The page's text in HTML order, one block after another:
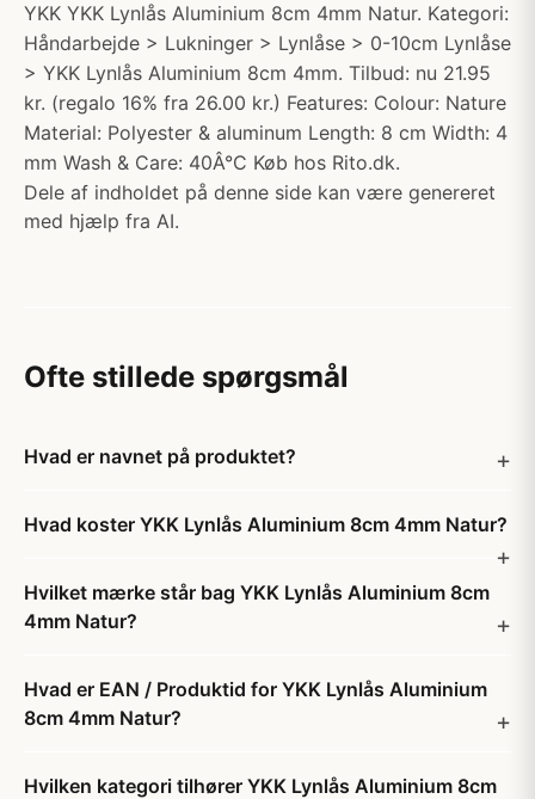
YKK YKK Lynlås Aluminium 8cm 4mm Natur. Kategori:
Håndarbejde > Lukninger > Lynlåse > 0-10cm Lynlåse
> YKK Lynlås Aluminium 8cm 4mm. Tilbud: nu 21.95
kr. (regalo 16% fra 26.00 kr.) Features: Colour: Nature
Material: Polyester & aluminum Length: 8 cm Width: 4
mm Wash & Care: 40Â°C Køb hos Rito.dk.
Dele af indholdet på denne side kan være genereret
med hjælp fra AI.
Ofte stillede spørgsmål
Hvad er navnet på produktet?
Hvad koster YKK Lynlås Aluminium 8cm 4mm Natur?
Hvilket mærke står bag YKK Lynlås Aluminium 8cm
4mm Natur?
Hvad er EAN / Produktid for YKK Lynlås Aluminium
8cm 4mm Natur?
Hvilken kategori tilhører YKK Lynlås Aluminium 8cm